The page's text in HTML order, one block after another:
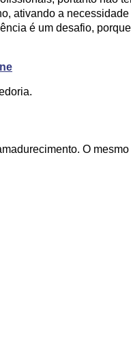
ativando a necessidade
é um desafio,
O